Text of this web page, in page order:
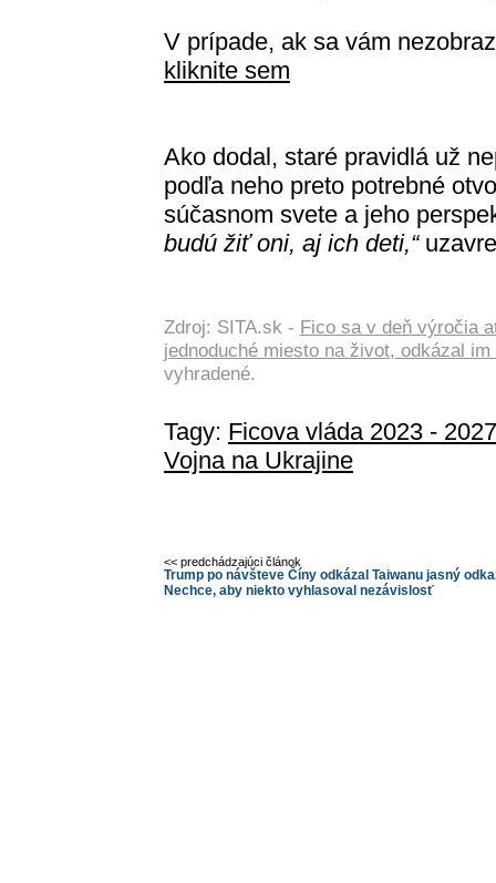
V prípade, ak sa vám
kliknite sem
Ako dodal, staré pravidlá už
podľa neho preto potrebné
súčasnom svete a jeho
budú žiť oni, aj ich deti,“
Zdroj: SITA.sk - Fico sa v deň výročia
jednoduché miesto na život, odkázal
vyhradené.
Tagy: Ficova vláda 2023 -
Vojna na Ukrajine
<< predchádzajúci článok
Trump po návšteve Číny odkázal Taiwanu jasný
Nechce, aby niekto vyhlasoval nezávislosť